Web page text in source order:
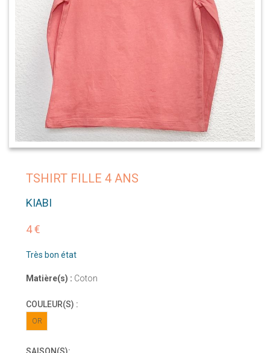
TSHIRT FILLE 4 ANS
KIABI
4 €
Très bon état
Matière(s) : Coton
COULEUR(S) :
OR